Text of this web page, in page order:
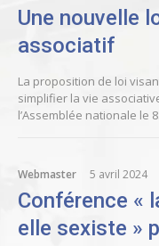
Une nouvelle
associatif
La proposition de loi
simplifier la vie
l’Assemblée nationale le
Webmaster 5 avril 2024
Conférence «
elle sexiste »